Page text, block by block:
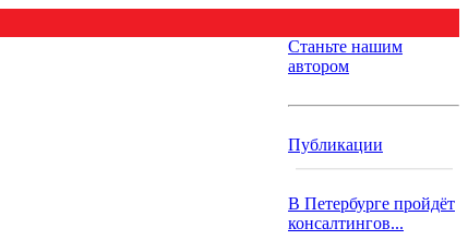
Станьте нашим
автором
Публикации
В Петербурге пройдёт
консалтингов...